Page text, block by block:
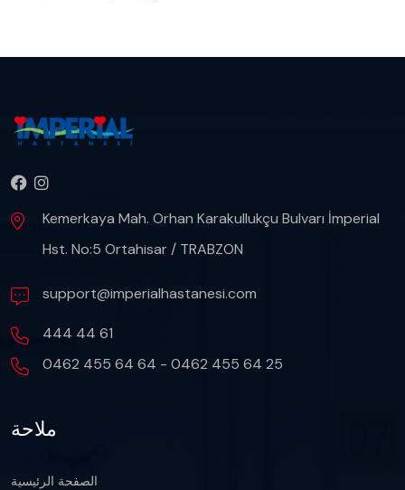
Kemerkaya Mah. Orhan Karakullukçu Bulvarı İmperial
Hst. No:5 Ortahisar / TRABZON
support@imperialhastanesi.com
444 44 61
0462 455 64 64 - 0462 455 64 25
ملاحة
الصفحة الرئيسية